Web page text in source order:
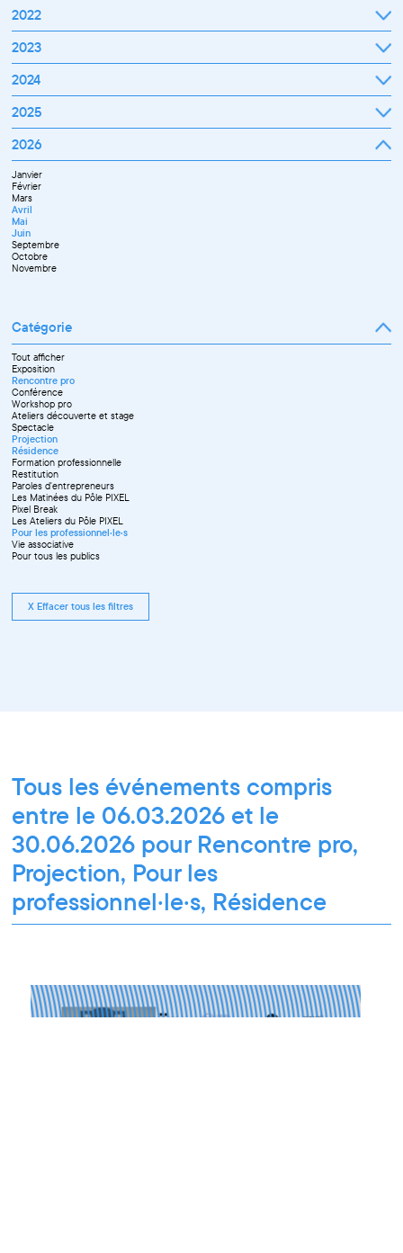
Septembre
Octobre
Novembre
Décembre
2022
Janvier
Février
Mars
Avril
Juillet
Septembre
Octobre
Novembre
Décembre
2023
Janvier
Février
Mars
Avril
Septembre
Octobre
Novembre
Décembre
2024
Janvier
Février
Mars
Avril
Juillet
Septembre
Novembre
Décembre
2025
Janvier
Février
Mars
Avril
Mai
Juin
Juillet
Septembre
Octobre
Novembre
Décembre
2026
Janvier
Février
Mars
Avril
Mai
Juin
Septembre
Octobre
Novembre
Catégorie
Tout afficher
Exposition
Rencontre pro
Conférence
Workshop pro
Ateliers découverte et stage
Spectacle
Projection
Résidence
Formation professionnelle
Restitution
Paroles d'entrepreneurs
Les Matinées du Pôle PIXEL
Pixel Break
Les Ateliers du Pôle PIXEL
Pour les professionnel·le·s
Vie associative
Pour tous les publics
X Effacer tous les filtres
Tous les événements compris
entre le 06.03.2026 et le
30.06.2026 pour Rencontre pro,
Projection, Pour les
professionnel·le·s, Résidence